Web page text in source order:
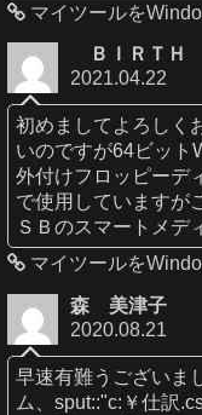
マイツールを
ＢＩＲＴＨ
2021.04.22
初めましてよろしく
いのですが64ビッ
外付けフロッピーデ
で使用していますが
ＳＢのスマートメデ
マイツールを
森 美津子
2020.08.21
早速有難うございま
ム、sput::"c:￥仕訳